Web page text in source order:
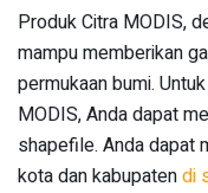
Produk Citra MODIS,
mampu memberikan
permukaan bumi.
MODIS, Anda dapat
shapefile. Anda dapat
kota dan kabupatendi